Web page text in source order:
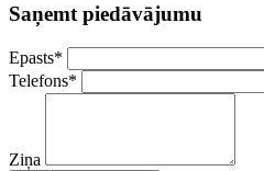
Saņemt piedāvājumu
Epasts*
Telefons*
Ziņa